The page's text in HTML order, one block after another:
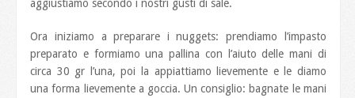
aggiustiamo secondo i nostri gusti di sale.
Ora iniziamo a preparare i nuggets: prendiamo l’impasto
preparato e formiamo una pallina con l’aiuto delle mani di
circa 30 gr l’una, poi la appiattiamo lievemente e le diamo
una forma lievemente a goccia. Un consiglio: bagnate le mani